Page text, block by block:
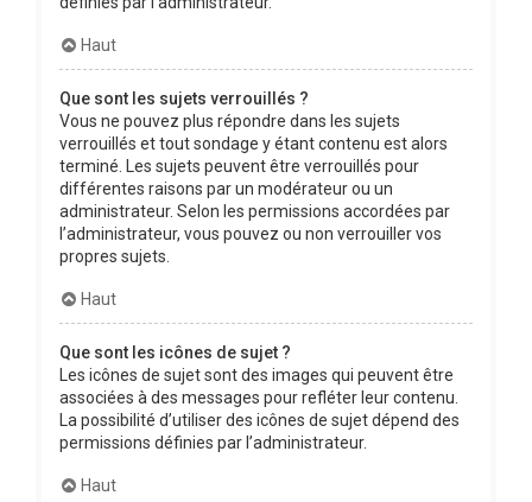
Haut
Que sont les sujets verrouillés ?
Vous ne pouvez plus répondre dans les sujets
verrouillés et tout sondage y étant contenu est alors
terminé. Les sujets peuvent être verrouillés pour
différentes raisons par un modérateur ou un
administrateur. Selon les permissions accordées par
l’administrateur, vous pouvez ou non verrouiller vos
propres sujets.
Haut
Que sont les icônes de sujet ?
Les icônes de sujet sont des images qui peuvent être
associées à des messages pour refléter leur contenu.
La possibilité d’utiliser des icônes de sujet dépend des
permissions définies par l’administrateur.
Haut